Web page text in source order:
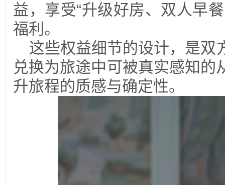
益，享受“升级好房、双人早
福利。
这些权益细节的设计，是双
兑换为旅途中可被真实感知的
升旅程的质感与确定性。